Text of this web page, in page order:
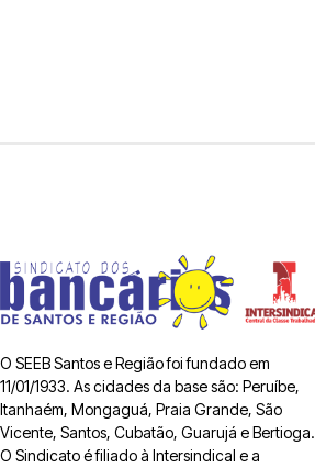
O SEEB Santos e Região foi fundado em
11/01/1933. As cidades da base são: Peruíbe,
Itanhaém, Mongaguá, Praia Grande, São
Vicente, Santos, Cubatão, Guarujá e Bertioga.
O Sindicato é filiado à Intersindical e a